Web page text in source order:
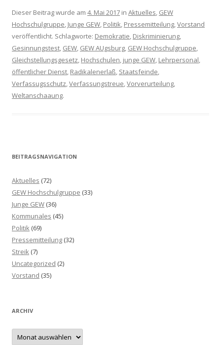
Dieser Beitrag wurde am 4. Mai 2017 in Aktuelles, GEW
Hochschulgruppe, Junge GEW, Politik, Pressemitteilung,Vorstand
veröffentlicht. Schlagworte: Demokratie, Diskriminierung,
Gesinnungstest, GEW, GEW AUgsburg, GEW Hochschulgruppe,
Gleichstellungsgesetz, Hochschulen, junge GEW, Lehrpersonal,
öffentlicher Dienst, Radikalenerlaß, Staatsfeinde,
Verfassugsschutz,Verfassungstreue,Vorverurteilung,
Weltanschaaung.
BEITRAGSNAVIGATION
Aktuelles (72)
GEW Hochschulgruppe (33)
Junge GEW (36)
Kommunales (45)
Politik (69)
Pressemitteilung (32)
Streik (7)
Uncategorized (2)
Vorstand (35)
ARCHIV
Archiv